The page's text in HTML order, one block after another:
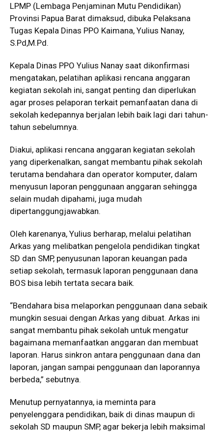
LPMP (Lembaga Penjaminan Mutu Pendidikan)
Provinsi Papua Barat dimaksud, dibuka Pelaksana
Tugas Kepala Dinas PPO Kaimana, Yulius Nanay,
S.Pd,M.Pd.
Kepala Dinas PPO Yulius Nanay saat dikonfirmasi
mengatakan, pelatihan aplikasi rencana anggaran
kegiatan sekolah ini, sangat penting dan diperlukan
agar proses pelaporan terkait pemanfaatan dana di
sekolah kedepannya berjalan lebih baik lagi dari tahun-
tahun sebelumnya.
Diakui, aplikasi rencana anggaran kegiatan sekolah
yang diperkenalkan, sangat membantu pihak sekolah
terutama bendahara dan operator komputer, dalam
menyusun laporan penggunaan anggaran sehingga
selain mudah dipahami, juga mudah
dipertanggungjawabkan.
Oleh karenanya, Yulius berharap, melalui pelatihan
Arkas yang melibatkan pengelola pendidikan tingkat
SD dan SMP, penyusunan laporan keuangan pada
setiap sekolah, termasuk laporan penggunaan dana
BOS bisa lebih tertata secara baik.
“Bendahara bisa melaporkan penggunaan dana sebaik
mungkin sesuai dengan Arkas yang dibuat. Arkas ini
sangat membantu pihak sekolah untuk mengatur
bagaimana memanfaatkan anggaran dan membuat
laporan. Harus sinkron antara penggunaan dana dan
laporan, jangan sampai penggunaan dan laporannya
berbeda,” sebutnya.
Menutup pernyatannya, ia meminta para
penyelenggara pendidikan, baik di dinas maupun di
sekolah SD maupun SMP, agar bekerja lebih maksimal